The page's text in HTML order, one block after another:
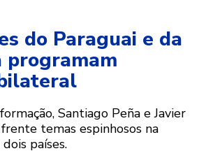
do Paraguai e da
Santiago Peña e Javier
temas espinhosos na
países.